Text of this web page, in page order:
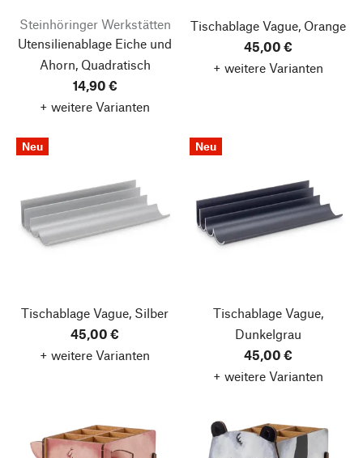
Steinhöringer Werkstätten
Utensilienablage Eiche und
Ahorn, Quadratisch
14,90 €
+ weitere Varianten
Tischablage Vague, Orange
45,00 €
+ weitere Varianten
Neu
Tischablage Vague, Silber
45,00 €
+ weitere Varianten
Neu
Tischablage Vague,
Dunkelgrau
45,00 €
+ weitere Varianten